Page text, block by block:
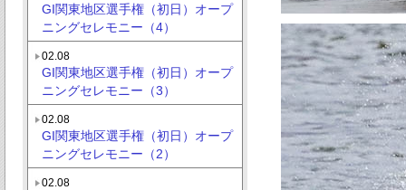
GI関東地区選手権（初日）オープ
ニングセレモニー（4）
02.08
GI関東地区選手権（初日）オープ
ニングセレモニー（3）
02.08
GI関東地区選手権（初日）オープ
ニングセレモニー（2）
02.08